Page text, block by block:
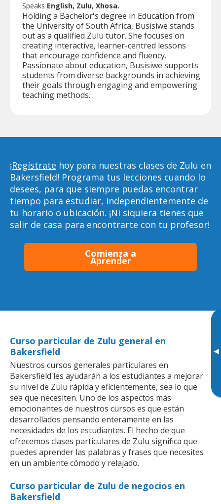
▸
Speaks English, Zulu, Xhosa.
Holding a Bachelor's degree in Education from
the University of South Africa, Busisiwe stands
out as a qualified Zulu tutor. She focuses on
creating interactive, learner-centred lessons
that encourage confidence and fluency.
Passionate about education, Busisiwe supports
students from diverse backgrounds in achieving
their goals through engaging and empowering
teaching methods.
¡Regístrate hoy para nuestras clases de Zulu en
Bakersfield! Programa tus lecciones cuando lo
desees, para que siempre puedas encontrar
tiempo para estudiar, independientemente de
tu horario o ubicación. ¡Ni siquiera tienes que
salir de casa para encontrarte con tu profesor!
Comienza a
Aprender
Curso particular de Zulu general en
Bakersfield
Nuestros cursos generales particulares en
Bakersfield les ayudarán a los estudiantes a mejorar
su nivel de Zulu rápida y eficientemente, sea lo que
sea que necesiten. Uno de los aspectos más
emocionantes de nuestros cursos es que están
desarrollados pensando enteramente en las
necesidades de los estudiantes. El hecho de que
ofrecemos clases particulares de Zulu significa que
puedes aprender las palabras y frases que necesites
en un ambiente cómodo y relajado.
Curso particular de Zulu de negocios en
Bakersfield